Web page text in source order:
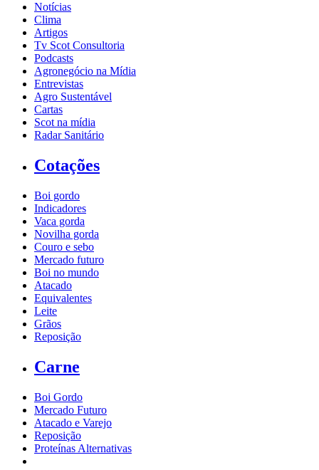
Notícias
Clima
Artigos
Tv Scot Consultoria
Podcasts
Agronegócio na Mídia
Entrevistas
Agro Sustentável
Cartas
Scot na mídia
Radar Sanitário
Cotações
Boi gordo
Indicadores
Vaca gorda
Novilha gorda
Couro e sebo
Mercado futuro
Boi no mundo
Atacado
Equivalentes
Leite
Grãos
Reposição
Carne
Boi Gordo
Mercado Futuro
Atacado e Varejo
Reposição
Proteínas Alternativas